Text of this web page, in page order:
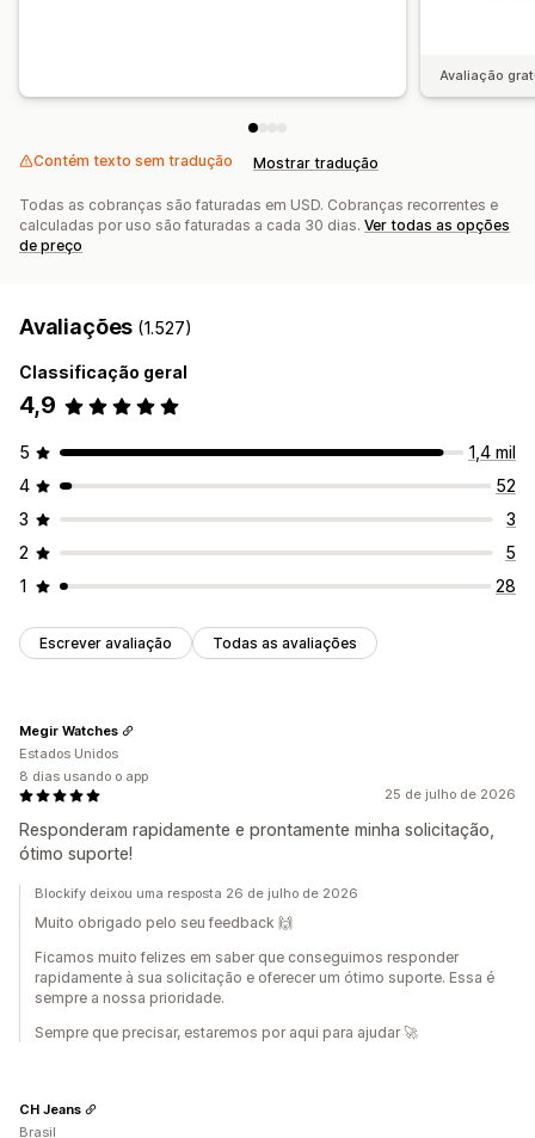
Avaliação
Contém texto sem tradução Mostrar tradução
Todas as cobranças são faturadas em USD. Cobranças recorrentes e
calculadas por uso são faturadas a cada 30 dias. Ver todas as opções
de preço
Avaliações (1.527)
Classificação geral
4,9
5
1,4 mil
4
52
3
3
2
5
1
28
Escrever avaliação Todas as avaliações
25 de julho de 2026
Responderam rapidamente e prontamente minha solicitação,
ótimo suporte!
Megir Watches
Estados Unidos
8 dias usando o app
Blockify deixou uma resposta 26 de julho de 2026
Muito obrigado pelo seu feedback 🙌
Ficamos muito felizes em saber que conseguimos responder
rapidamente à sua solicitação e oferecer um ótimo suporte. Essa é
sempre a nossa prioridade.
Sempre que precisar, estaremos por aqui para ajudar 🚀
CH Jeans
Brasil